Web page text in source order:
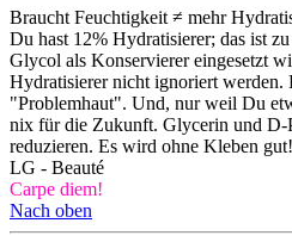
Braucht Feuchtigkeit ≠ mehr
Du hast 12% Hydratisierer; das ist
Glycol als Konservierer eingesetzt
Hydratisierer nicht ignoriert werden.
"Problemhaut". Und, nur weil Du
nix für die Zukunft. Glycerin und D-
reduzieren. Es wird ohne Kleben gut!
LG - Beauté
Carpe diem!
Nach oben